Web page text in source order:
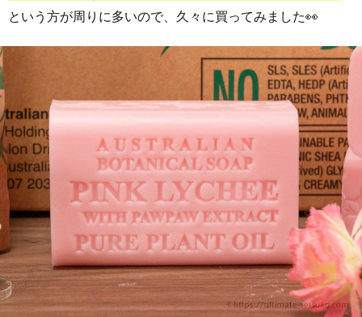
という方が周りに多いので、久々に買ってみました👀